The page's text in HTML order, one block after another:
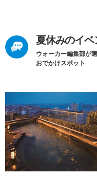
夏休みのイ
ウォーカー編集部が
おでかけスポット